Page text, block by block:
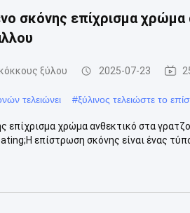
σκόνης επίχρισμα χρώμα
ξύλου 2025-07-23
τελειώνει #ξύλινος τελειώστε το
επίχρισμα χρώμα ανθεκτικό στα
επίστρωση σκόνης είναι ένας